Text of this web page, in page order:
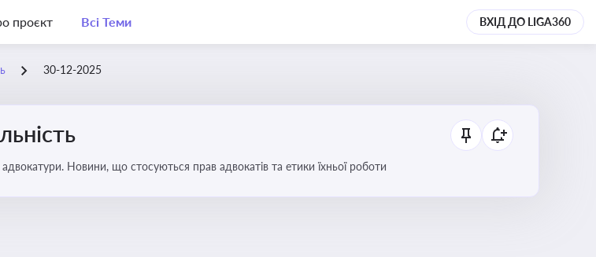
проєкт Всі Теми ВХІД ДО LIGA360
30-12-2025
Новини, що стосуються прав адвокатів та етики їхньої роботи